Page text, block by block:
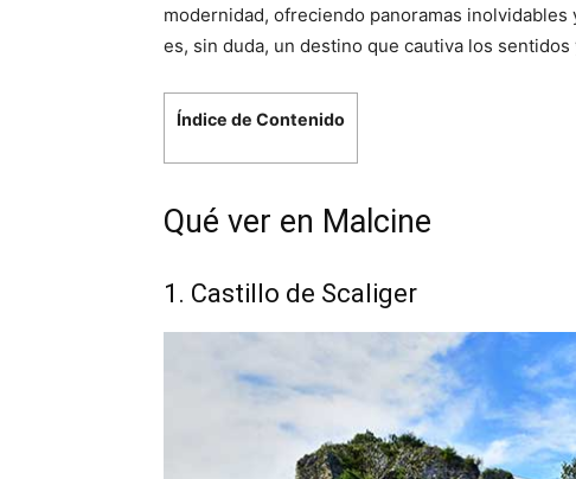
modernidad, ofreciendo panoramas
es, sin duda, un destino que cautiva los
Índice de Contenido
Qué ver en Malcine
1. Castillo de Scaliger